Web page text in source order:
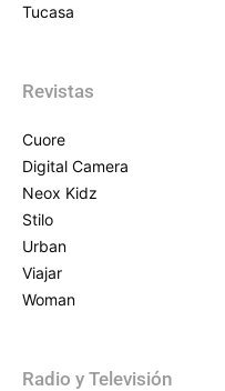
Tucasa
Revistas
Cuore
Digital Camera
Neox Kidz
Stilo
Urban
Viajar
Woman
Radio y Televisión